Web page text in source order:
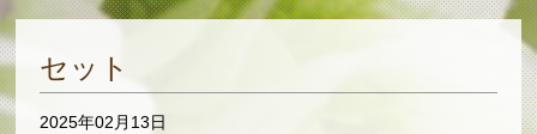
セット
2025年02月13日